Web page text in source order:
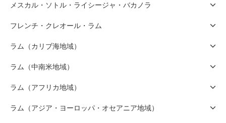
メスカル・ソトル・ライシージャ・バカノラ
フレンチ・クレオール・ラム
ラム（カリブ海地域）
ラム（中南米地域）
ラム（アフリカ地域）
ラム（アジア・ヨーロッパ・オセアニア地域）